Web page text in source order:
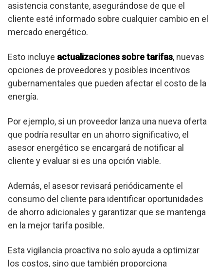
asistencia constante, asegurándose de que el
cliente esté informado sobre cualquier cambio en el
mercado energético.
Esto incluye actualizaciones sobre tarifas, nuevas
opciones de proveedores y posibles incentivos
gubernamentales que pueden afectar el costo de la
energía.
Por ejemplo, si un proveedor lanza una nueva oferta
que podría resultar en un ahorro significativo, el
asesor energético se encargará de notificar al
cliente y evaluar si es una opción viable.
Además, el asesor revisará periódicamente el
consumo del cliente para identificar oportunidades
de ahorro adicionales y garantizar que se mantenga
en la mejor tarifa posible.
Esta vigilancia proactiva no solo ayuda a optimizar
los costos, sino que también proporciona